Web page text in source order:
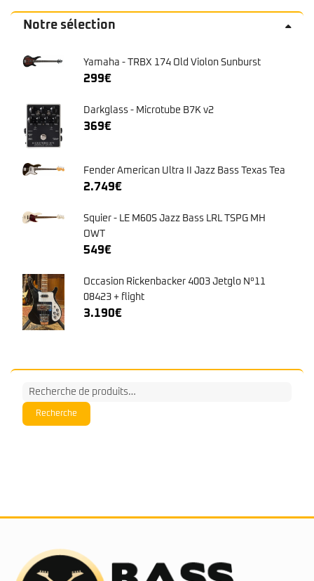
Notre sélection
Yamaha - TRBX 174 Old Violon Sunburst
299€
Darkglass - Microtube B7K v2
369€
Fender American Ultra II Jazz Bass Texas Tea
2.749€
Squier - LE M60S Jazz Bass LRL TSPG MH
OWT
549€
Occasion Rickenbacker 4003 Jetglo N°11
08423 + flight
3.190€
Recherche
pour :
Recherche